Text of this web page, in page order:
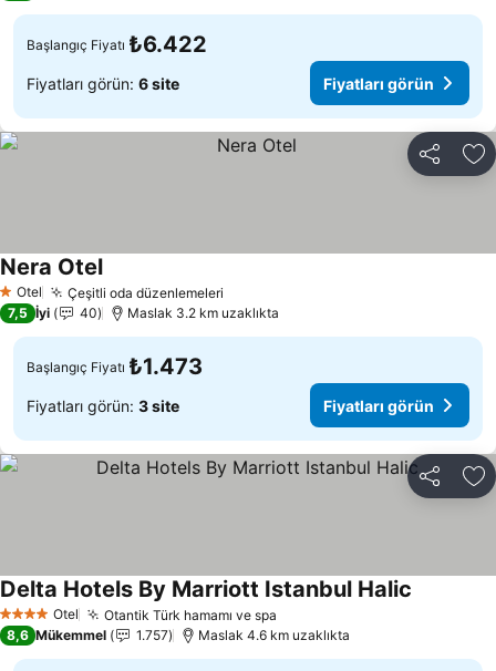
Başlangıç Fiyatı ₺6.422
Fiyatları görün: 6 site Fiyatları görün
Paylaş
1 Yıldız
Otel Çeşitli oda düzenlemeleri
Nera OtelFiyatları görün
7,5 İyi 40 Maslak 3.2 km uzaklıkta
Başlangıç Fiyatı ₺1.473
Fiyatları görün: 3 site Fiyatları görün
Paylaş
4 Yıldız Otel Otantik Türk hamamı ve spa
Delta Hotels By Marriott Istanbul Halic
8,6 Mükemmel 1.757 Maslak 4.6 km uzaklıkta